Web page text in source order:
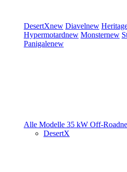
DesertXnew Diavelnew
Hypermotardnew Monsternew
Panigalenew
Alle Modelle 35 kW Off-Road
DesertX